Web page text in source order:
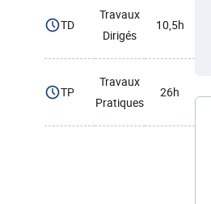
TD
Travaux
Dirigés
10,5h
TP
Travaux
Pratiques
26h